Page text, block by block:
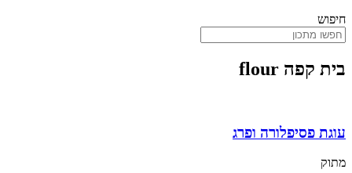
חיפוש
בית קפה flour
עוגת פסיפלורה ופרג
מתוק